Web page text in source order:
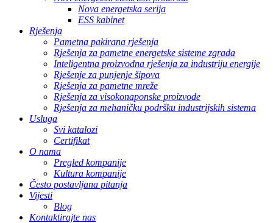
Nova energetska serija
ESS kabinet
Rješenja
Pametna pakirana rješenja
Rješenja za pametne energetske sisteme zgrada
Inteligentna proizvodna rješenja za industriju energije
Rješenje za punjenje šipova
Rješenja za pametne mreže
Rješenja za visokonaponske proizvode
Rješenja za mehaničku podršku industrijskih sistema
Usluga
Svi katalozi
Certifikat
O nama
Pregled kompanije
Kultura kompanije
Često postavljana pitanja
Vijesti
Blog
Kontaktirajte nas